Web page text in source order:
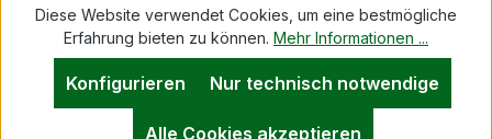
Diese Website verwendet Cookies, um eine bestmögliche
Erfahrung bieten zu können. Mehr Informationen ...
Nur technisch notwendige
Konfigurieren
Alle Cookies akzeptieren